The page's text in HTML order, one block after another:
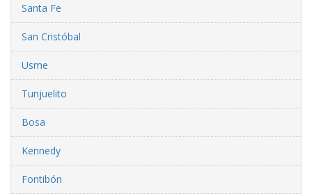
Santa Fe
San Cristóbal
Usme
Tunjuelito
Bosa
Kennedy
Fontibón